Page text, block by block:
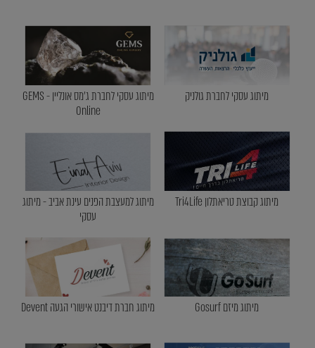
מיתוג עסקי לחברת גולניק
מיתוג עסקי לחברת ג'מס אונליין - GEMS
Online
מיתוג קבוצת טריאתלון Tri4Life
מיתוג למעצבת הפנים עינת אביב - מיתוג
עסקי
מיתוג מיזם Gosurf מיתוג חברת דיבנט אישורי הגעה Devent